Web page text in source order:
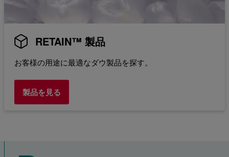
RETAIN™ 製品
お客様の用途に最適なダウ製品を探す。
製品を見る